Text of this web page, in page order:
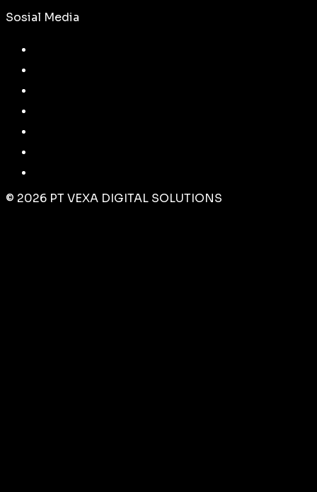
Sosial Media
© 2026 PT VEXA DIGITAL SOLUTIONS